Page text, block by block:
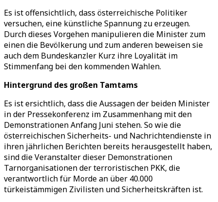
Es ist offensichtlich, dass österreichische Politiker
versuchen, eine künstliche Spannung zu erzeugen.
Durch dieses Vorgehen manipulieren die Minister zum
einen die Bevölkerung und zum anderen beweisen sie
auch dem Bundeskanzler Kurz ihre Loyalität im
Stimmenfang bei den kommenden Wahlen.
Hintergrund des großen Tamtams
Es ist ersichtlich, dass die Aussagen der beiden Minister
in der Pressekonferenz im Zusammenhang mit den
Demonstrationen Anfang Juni stehen. So wie die
österreichischen Sicherheits- und Nachrichtendienste in
ihren jährlichen Berichten bereits herausgestellt haben,
sind die Veranstalter dieser Demonstrationen
Tarnorganisationen der terroristischen PKK, die
verantwortlich für Morde an über 40.000
türkeistämmigen Zivilisten und Sicherheitskräften ist.